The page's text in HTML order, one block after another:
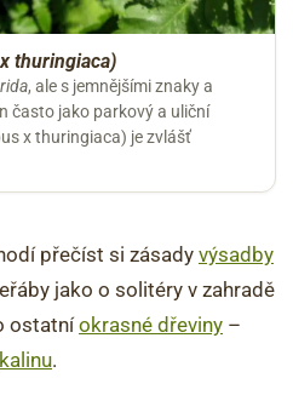
thuringiaca)
, ale s jemnějšími znaky a
často jako parkový a uliční
x thuringiaca) je zvlášť
přečíst si zásady výsadby
jako o solitéry v zahradě
ostatníokrasné dřeviny –
kalinu.